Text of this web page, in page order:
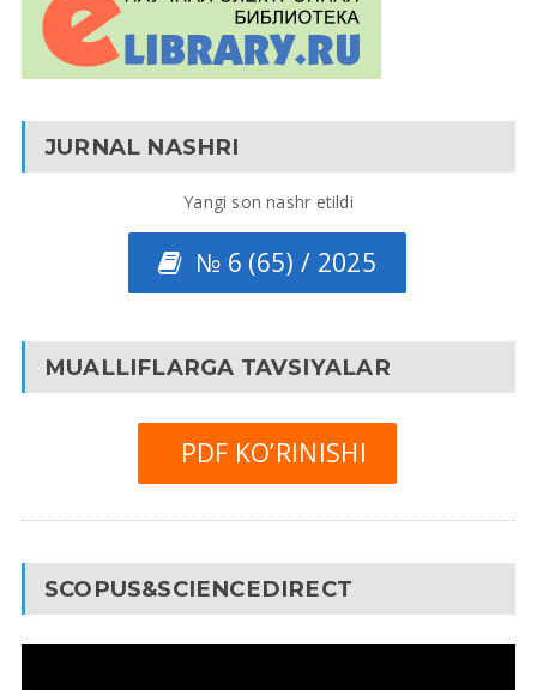
JURNAL NASHRI
Yangi son nashr etildi
№ 6 (65) / 2025
MUALLIFLARGA TAVSIYALAR
PDF KO’RINISHI
SCOPUS&SCIENCEDIRECT